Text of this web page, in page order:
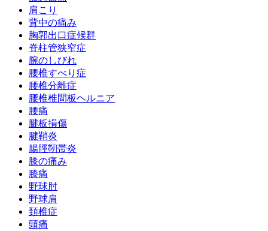
肩こり
背中の痛み
胸郭出口症候群
脊柱管狭窄症
腕のしびれ
腰椎すべり症
腰椎分離症
腰椎椎間板ヘルニア
腰痛
腱板損傷
腱鞘炎
腸脛靭帯炎
膝の痛み
膝痛
野球肘
野球肩
頚椎症
頭痛